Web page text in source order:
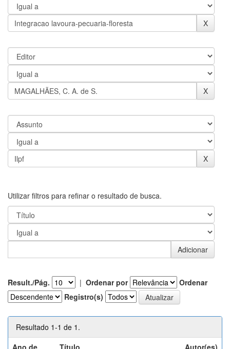
Utilizar filtros para refinar o resultado de busca.
Result./Pág. | Ordenar por
Ordenar
Registro(s)
Resultado 1-1 de 1.
Ano de
Título Autor(es)